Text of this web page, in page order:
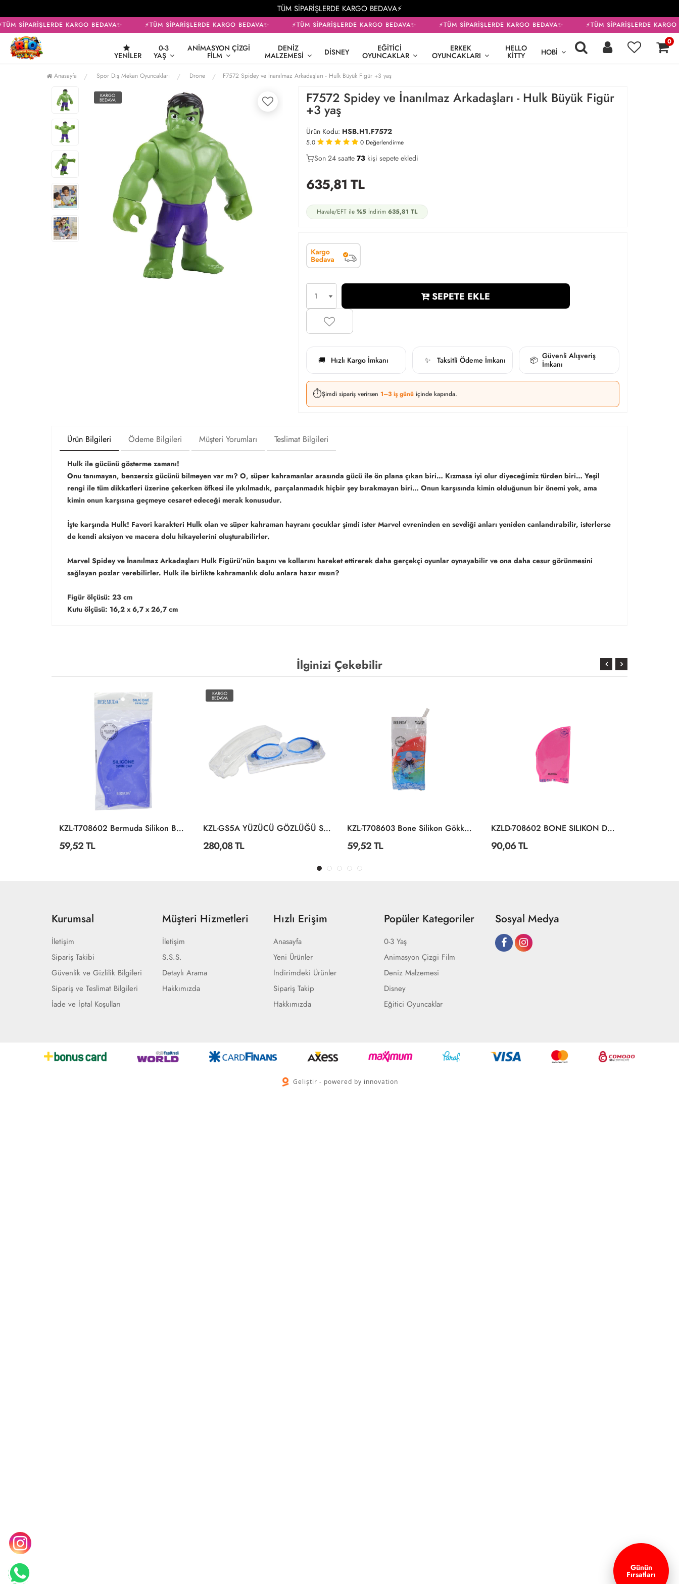
TÜM SİPARİŞLERDE KARGO BEDAVA⚡
SİPARİŞLERDE KARGO BEDAVA✨ ⚡TÜM SİPARİŞLERDE KARGO BEDAVA✨ ⚡TÜM SİPARİŞLERDE KARGO BEDAVA✨ ⚡TÜM SİPARİŞLERDE KARGO BEDAVA✨ ⚡TÜM SİPARİŞLERDE KARGO
YENILER
0-3
YAŞ
ANIMASYON ÇIZGI
FILM
DENIZ
MALZEMESI DISNEY EĞITICI
OYUNCAKLAR
ERKEK
OYUNCAKLARI
HELLO
KITTY HOBI
0
Anasayfa Spor Dış Mekan Oyuncakları Drone F7572 Spidey ve İnanılmaz Arkadaşları - Hulk Büyük Figür +3 yaş
KARGO
BEDAVA F7572 Spidey ve İnanılmaz Arkadaşları - Hulk Büyük Figür
+3 yaş
Ürün Kodu: HSB.H1.F7572
5.0 0 Değerlendirme
37 73
Son 24 saatte 29 kişi satın aldı
635,81 TL
Havale/EFT ile %5İndirim 635,81 TL
SEPETE EKLE
🚚 Hızlı Kargo İmkanı ✨ Taksitli Ödeme İmkanı 📦 Güvenli Alışveriş
İmkanı
⏱️Şimdi sipariş verirsen 1–3 iş günü içinde kapında.
Ürün Bilgileri Ödeme Bilgileri Müşteri Yorumları Teslimat Bilgileri
Hulk ile gücünü gösterme zamanı!
Onu tanımayan, benzersiz gücünü bilmeyen var mı? O, süper kahramanlar arasında gücü ile ön plana çıkan biri… Kızmasa iyi olur diyeceğimiz türden biri… Yeşil
rengi ile tüm dikkatleri üzerine çekerken öfkesi ile yıkılmadık, parçalanmadık hiçbir şey bırakmayan biri… Onun karşısında kimin olduğunun bir önemi yok, ama
kimin onun karşısına geçmeye cesaret edeceği merak konusudur.
İşte karşında Hulk! Favori karakteri Hulk olan ve süper kahraman hayranı çocuklar şimdi ister Marvel evreninden en sevdiği anları yeniden canlandırabilir, isterlerse
de kendi aksiyon ve macera dolu hikayelerini oluşturabilirler.
Marvel Spidey ve İnanılmaz Arkadaşları Hulk Figürü’nün başını ve kollarını hareket ettirerek daha gerçekçi oyunlar oynayabilir ve ona daha cesur görünmesini
sağlayan pozlar verebilirler. Hulk ile birlikte kahramanlık dolu anlara hazır mısın?
Figür ölçüsü: 23 cm
Kutu ölçüsü: 16,2 x 6,7 x 26,7 cm
İlginizi Çekebilir
KZL-GS5A YÜZÜCÜ GÖZLÜĞÜ SİLİKON ANT
280,08 TL
KZL-T708603 Bone Silikon Gökkuşağı Renkler
59,52 TL
KZLD-708602 BONE SILIKON DUZ RENKLER CANT 300
90,06 TL
2309007 Ahşap Saplı Atlama İpi -Kızılkaya Oyuncak
32,04 TL
Kurumsal
İletişim
Sipariş Takibi
Güvenlik ve Gizlilik Bilgileri
Sipariş ve Teslimat Bilgileri
İade ve İptal Koşulları
Müşteri Hizmetleri
İletişim
S.S.S.
Detaylı Arama
Hakkımızda
Hızlı Erişim
Anasayfa
Yeni Ürünler
İndirimdeki Ürünler
Sipariş Takip
Hakkımızda
Popüler Kategoriler
0-3 Yaş
Animasyon Çizgi Film
Deniz Malzemesi
Disney
Eğitici Oyuncaklar
Sosyal Medya
Geliştir - powered by innovation
Günün
Fırsatları